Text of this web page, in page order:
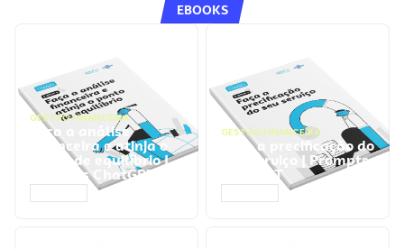
EBOOKS
GESTÃO FINANCEIRA
Faça a análise
financeira e atinja o
ponto de equilíbrio |
Prompts ChatGPT
GESTÃO FINANCEIRA
Faça a precificação do
seu serviço | Prompts
ChatGPT